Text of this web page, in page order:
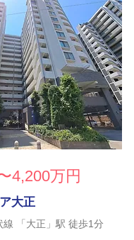
4,200万円
大正
線 「大正」駅 徒歩1分